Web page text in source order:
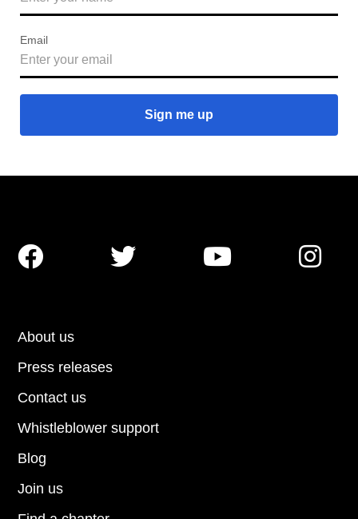
Email
About us
Press releases
Contact us
Blog
Join us
Whistleblower support
   